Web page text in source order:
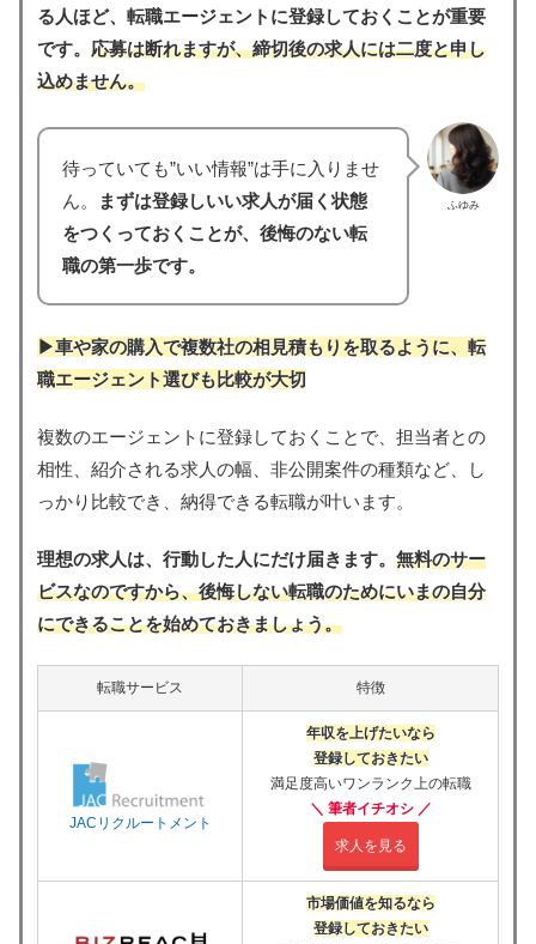
る人ほど、転職エージェントに登録しておくことが重要
です。 応募は断れますが、締切後の求人には二度と申し
込めません。
ふゆみ
待っていても”いい情報”は手に入りませ
ん。
まずは登録しいい求人が届く状態
をつくっておくことが、後悔のない転
職の第一歩です。
▶︎車や家の購入で複数社の相見積もりを取るように、転
職エージェント選びも比較が大切
複数のエージェントに登録しておくことで、担当者との
相性、紹介される求人の幅、非公開案件の種類など、し
っかり比較でき、納得できる転職が叶います。
理想の求人は、行動した人にだけ届きます。 無料のサー
ビスなのですから、後悔しない転職のためにいまの自分
にできることを始めておきましょう。
転職サービス 特徴
JACリクルートメント
年収を上げたいなら
登録しておきたい
満足度高いワンランク上の転職
＼ 筆者イチオシ ／
求人を見る
市場価値を知るなら
登録しておきたい